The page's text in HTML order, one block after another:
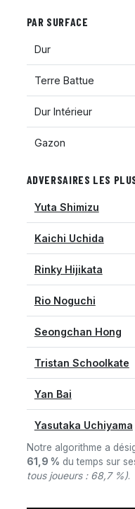
PAR SURFACE
Dur
Terre Battue
Dur Intérieur
Gazon
ADVERSAIRES LES
Yuta Shimizu
Kaichi Uchida
Rinky Hijikata
Rio Noguchi
Seongchan Hong
Tristan Schoolkate
Yan Bai
Yasutaka Uchiyama
Notre algorithme a
61,9 % du temps sur
tous joueurs : 68,7 %).